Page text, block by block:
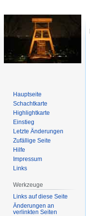
Hauptseite
Schachtkarte
Highlightkarte
Einstieg
Letzte Änderungen
Zufällige Seite
Hilfe
Impressum
Links
Werkzeuge
Links auf diese Seite
Änderungen an
verlinkten Seiten